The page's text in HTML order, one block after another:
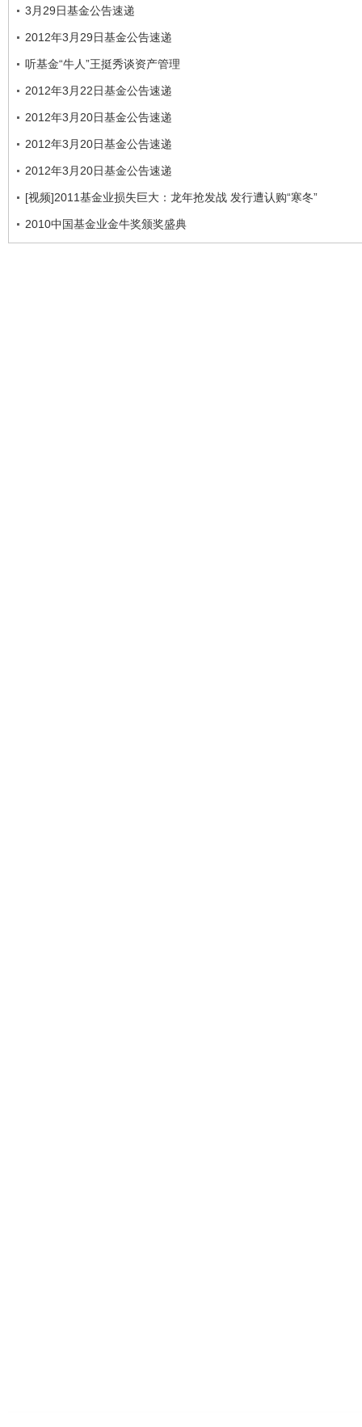
3月29日基金公告速递
2012年3月29日基金公告速递
听基金“牛人”王挺秀谈资产管理
2012年3月22日基金公告速递
2012年3月20日基金公告速递
2012年3月20日基金公告速递
2012年3月20日基金公告速递
[视频]2011基金业损失巨大：龙年抢发战 发行遭认购“寒冬”
2010中国基金业金牛奖颁奖盛典